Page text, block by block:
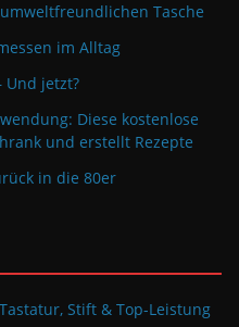
Tasche
im Alltag
Und jetzt?
Diese kostenlose
und erstellt Rezepte
in die 80er
Stift & Top-Leistung